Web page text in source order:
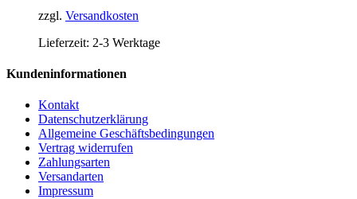
zzgl. Versandkosten
Lieferzeit: 2-3 Werktage
Kundeninformationen
Kontakt
Datenschutzerklärung
Allgemeine Geschäftsbedingungen
Vertrag widerrufen
Zahlungsarten
Versandarten
Impressum